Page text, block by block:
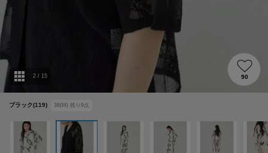
ブラック(119) 38(M) 残り 9点
2 / 15 90